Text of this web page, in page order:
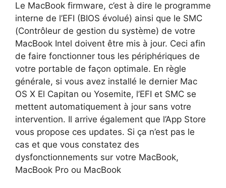
Le MacBook firmware, c’est à dire le programme
interne de l’EFI (BIOS évolué) ainsi que le SMC
(Contrôleur de gestion du système) de votre
MacBook Intel doivent être mis à jour. Ceci afin
de faire fonctionner tous les périphériques de
votre portable de façon optimale. En règle
générale, si vous avez installé le dernier Mac
OS X El Capitan ou Yosemite, l’EFI et SMC se
mettent automatiquement à jour sans votre
intervention. Il arrive également que l’App Store
vous propose ces updates. Si ça n’est pas le
cas et que vous constatez des
dysfonctionnements sur votre MacBook,
MacBook Pro ou MacBook